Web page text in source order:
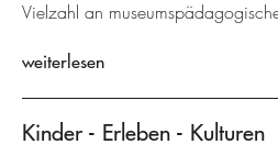
Vielzahl an
weiterlesen
Kinder - Erleben - Kulturen